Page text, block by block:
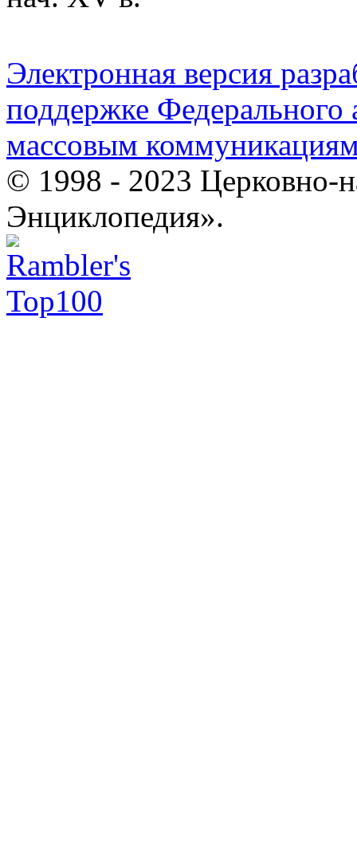
Электронная версия
поддержке Федерального
массовым
© 1998 - 2023 Церковно-
Энциклопедия».